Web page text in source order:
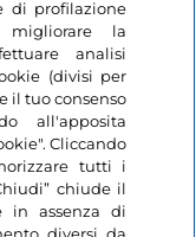
di profilazione
la
analisi
(divisi per
il tuo consenso
all'apposita
Cliccando
tutti i
chiude il
in assenza di